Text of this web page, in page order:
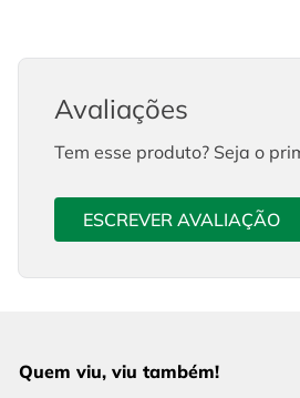
Avaliações
Tem esse produto? Seja o
ESCREVER AVALIAÇÃO
Quem viu, viu também!